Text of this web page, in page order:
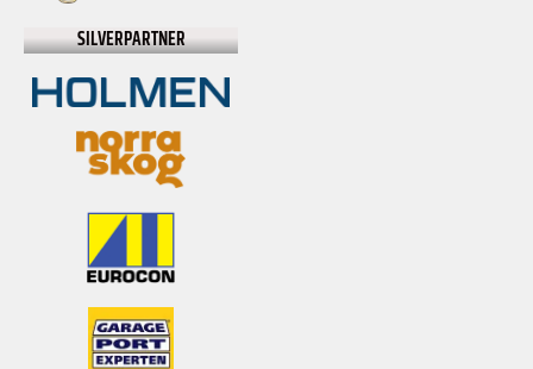
SILVERPARTNER